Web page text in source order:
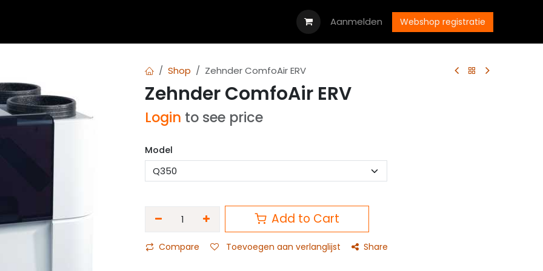
Vacatures Neem contact op met ons
Aanmelden Webshop registratie
Shop Zehnder ComfoAir ERV
Zehnder ComfoAir ERV
Login to see price
Model
Add to Cart
Compare Toevoegen aan verlanglijst Share